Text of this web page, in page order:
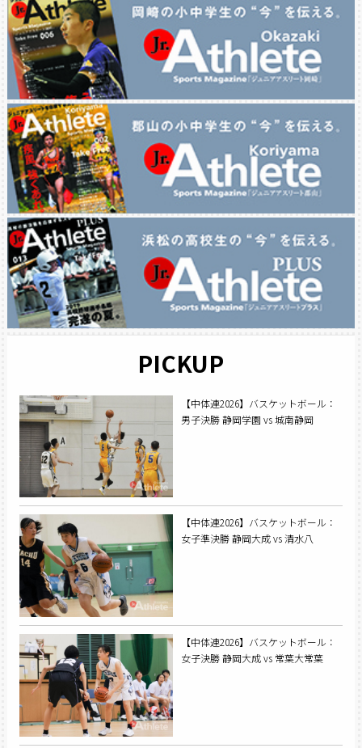
PICKUP
【中体連2026】バスケットボール：
男子決勝 静岡学園 vs 城南静岡
【中体連2026】バスケットボール：
女子準決勝 静岡大成 vs 清水八
【中体連2026】バスケットボール：
女子決勝 静岡大成 vs 常葉大常葉